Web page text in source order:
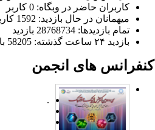
کاربران حاضر در وبگاه: 0 کاربر
میهمانان در حال بازدید: 1592 کاربر
تمام بازدید‌ها: 28768734 بازدید
بازدید ۲۴ ساعت گذشته: 58205 بازدید
های انجمن
.